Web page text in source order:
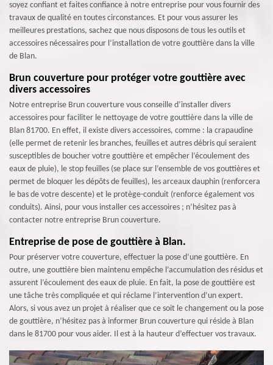
soyez confiant et faites confiance à notre entreprise pour vous fournir des
travaux de qualité en toutes circonstances. Et pour vous assurer les
meilleures prestations, sachez que nous disposons de tous les outils et
accessoires nécessaires pour l’installation de votre gouttière dans la ville
de Blan.
Brun couverture pour protéger votre gouttière avec
divers accessoires
Notre entreprise Brun couverture vous conseille d’installer divers
accessoires pour faciliter le nettoyage de votre gouttière dans la ville de
Blan 81700. En effet, il existe divers accessoires, comme : la crapaudine
(elle permet de retenir les branches, feuilles et autres débris qui seraient
susceptibles de boucher votre gouttière et empêcher l’écoulement des
eaux de pluie), le stop feuilles (se place sur l’ensemble de vos gouttières et
permet de bloquer les dépôts de feuilles), les arceaux dauphin (renforcera
le bas de votre descente) et le protège-conduit (renforce également vos
conduits). Ainsi, pour vous installer ces accessoires ; n’hésitez pas à
contacter notre entreprise Brun couverture.
Entreprise de pose de gouttière à Blan.
Pour préserver votre couverture, effectuer la pose d’une gouttière. En
outre, une gouttière bien maintenu empêche l’accumulation des résidus et
assurent l’écoulement des eaux de pluie. En fait, la pose de gouttière est
une tâche très compliquée et qui réclame l’intervention d’un expert.
Alors, si vous avez un projet à réaliser que ce soit le changement ou la pose
de gouttière, n’hésitez pas à informer Brun couverture qui réside à Blan
dans le 81700 pour vous aider. Il est à la hauteur d’effectuer vos travaux.